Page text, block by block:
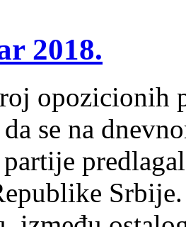
2018.
opozicionih
se na